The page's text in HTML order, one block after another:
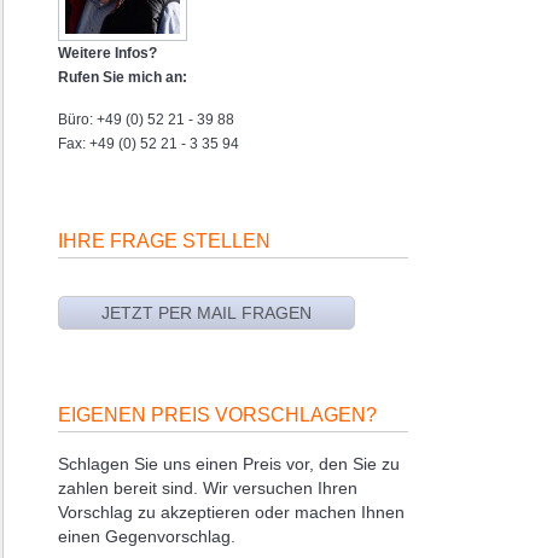
Weitere Infos?
Rufen Sie mich an:
Büro: +49 (0) 52 21 - 39 88
Fax: +49 (0) 52 21 - 3 35 94
IHRE FRAGE STELLEN
EIGENEN PREIS VORSCHLAGEN?
Schlagen Sie uns einen Preis vor, den Sie zu
zahlen bereit sind. Wir versuchen Ihren
Vorschlag zu akzeptieren oder machen Ihnen
einen Gegenvorschlag.